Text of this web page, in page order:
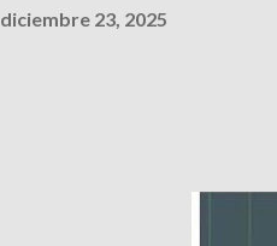
diciembre 23, 2025